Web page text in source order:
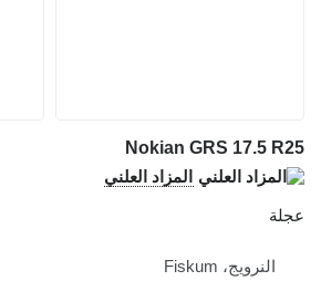
Nokian GRS 17.5 R25
المزاد العلني
عجلة
النرويج، Fiskum